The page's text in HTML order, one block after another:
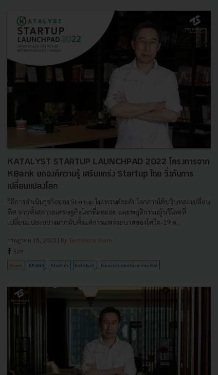
KATALYST STARTUP LAUNCHPAD 2022 โครงการจาก
KBank ยกองค์ความรู้ เสริมแกร่ง Startup ไทย วิ่งทันการ
เปลี่ยนแปลงโลก
วิถีการดำเนินธุรกิจของ Startup ในเทรนด์ระดับโลกภายใต้บริบทลมเปลี่ยน
ทิศ จากทั้งสภาวะเศรษฐกิจโลกที่ถดถอย และพฤติกรรมผู้บริโภคที่
เปลี่ยนแปลงอย่างมากนับตั้งแต่การแพร่ระบาดของโควิด-19 ด...
กรกฎาคม 15, 2022 | By Techsauce Team
329
News KBANK Startup katalyst beacon-venture-capital